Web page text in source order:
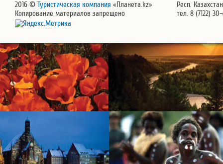
2016 © Туристическая компания «Планета.kz»
Копирование материалов запрещено
Респ.
тел. 8 (7122)